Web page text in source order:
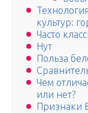
культур:
Часто
Нут
Польза
Чем
или нет?
Признаки